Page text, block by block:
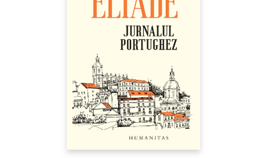
lui Francis Scott Fitzgerald, Corneliu Zelea Codreanu şi Samuel
Beckett. Urmând sugestia cioraniană din titlul unuia dintre ele,
ea citeşte fiecare portret ca pe un „portret interior“, un
portret care reuşeşte să ne vorbească deopotrivă despre
personajul portrezizat şi despre portretist. Cea de-a doua cale
reprezintă o adâncire într-un singur episod semnificativ al vieţii
lui Cioran – vizita la Muzeul de Istorie Naturală din Paris într-o
zi de toamnă –, relatat în câteva teste care trimit apoi, din
aproape în aproape, către alte texte, alcătuind o tulburătoare
imagine adânc revelatoare despre „narator“. Două răspunsuri
provizorii pesemne, dar menite să deschidă o nouă perspectivă în
istoria literaturii.